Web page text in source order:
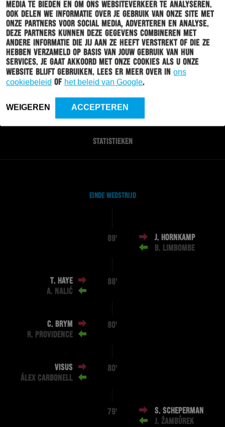
media te bieden en om ons websiteverkeer te analyseren.
Ook delen we informatie over je gebruik van onze site met
onze partners voor social media, adverteren en analyse.
Deze partners kunnen deze gegevens combineren met
andere informatie die jij aan ze heeft verstrekt of die ze
hebben verzameld op basis van jouw gebruik van hun
services. Je gaat akkoord met onze cookies als u onze
website blijft gebruiken. Lees er meer over in ons
cookiebeleid of het beleid van Google.
WEIGEREN ACCEPTEREN
0 - 2
OPSTELLINGEN
STATISTIEKEN
EINDE WEDSTRIJD
89'
J. HORNKAMP
B. LIMBOMBE
T. HAYE
A. NALIĆ
88'
C. BRYM
R. PROVIDENCE
80'
VISUS
ÁLEX CARBONELL
80'
79'
S. SCHEPERMAN
J. ŽAMBŮREK